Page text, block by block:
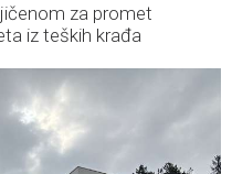
za promet
iz teških krađa